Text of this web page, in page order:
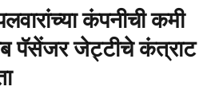
कंपनीची कमी
पॅसेंजर जेट्टीचे कंत्राट